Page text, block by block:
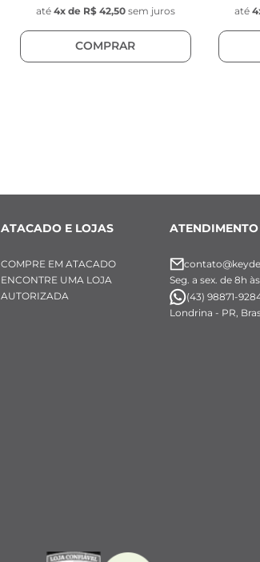
até 4x de R$ 42,50 sem juros
COMPRAR
até 4
ATACADO E LOJAS
COMPRE EM ATACADO
ENCONTRE UMA LOJA
AUTORIZADA
ATENDIMENTO
Seg. a sex. de 8h
(43) 98871-
Londrina - PR,